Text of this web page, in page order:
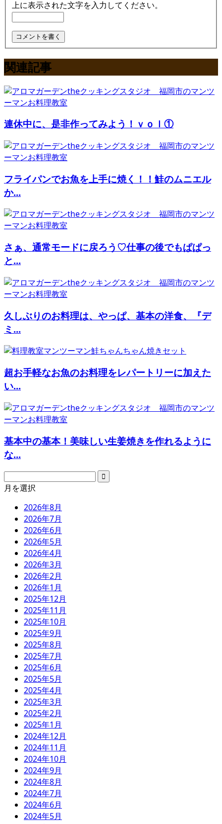
上に表示された文字を入力してください。
関連記事
連休中に、是非作ってみよう！ｖｏｌ①
フライパンでお魚を上手に焼く！！鮭のムニエル
か...
さぁ、通常モードに戻ろう♡仕事の後でもぱぱっ
と...
久しぶりのお料理は、やっぱ、基本の洋食、『デ
ミ...
超お手軽なお魚のお料理をレパートリーに加えた
い...
基本中の基本！美味しい生姜焼きを作れるように
な...
月を選択
2026年8月
2026年7月
2026年6月
2026年5月
2026年4月
2026年3月
2026年2月
2026年1月
2025年12月
2025年11月
2025年10月
2025年9月
2025年8月
2025年7月
2025年6月
2025年5月
2025年4月
2025年3月
2025年2月
2025年1月
2024年12月
2024年11月
2024年10月
2024年9月
2024年8月
2024年7月
2024年6月
2024年5月